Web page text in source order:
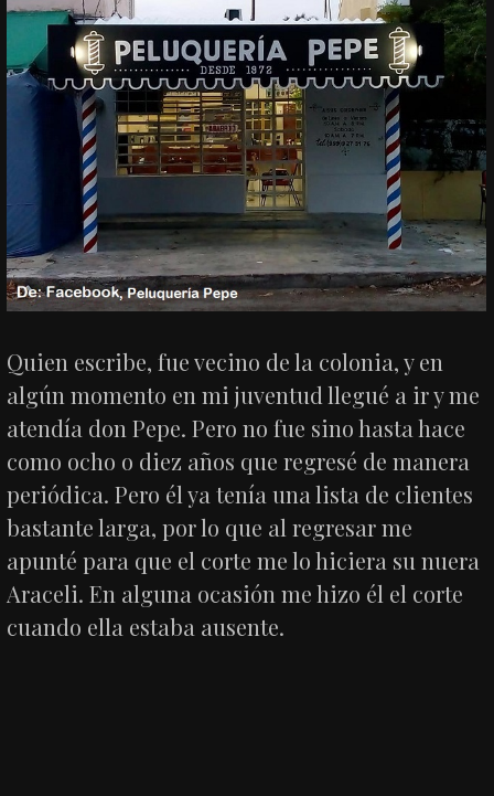
Quien escribe, fue vecino de la colonia, y en
algún momento en mi juventud llegué a ir y me
atendía don Pepe. Pero no fue sino hasta hace
como ocho o diez años que regresé de manera
periódica. Pero él ya tenía una lista de clientes
bastante larga, por lo que al regresar me
apunté para que el corte me lo hiciera su nuera
Araceli. En alguna ocasión me hizo él el corte
cuando ella estaba ausente.